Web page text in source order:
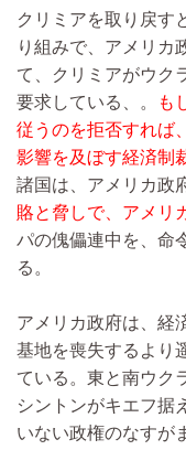
クリミアを取り戻す
り組みで、アメリカ
て、クリミアがウク
要求している、。
も
従うのを拒否すれば
影響を及ぼす経済制
諸国は、アメリカ政
賂と脅しで、アメリ
パの傀儡連中を、命
る。
アメリカ政府は、経
基地を喪失するより
ている。東と南ウク
シントンがキエフ据
いない政権のなすが